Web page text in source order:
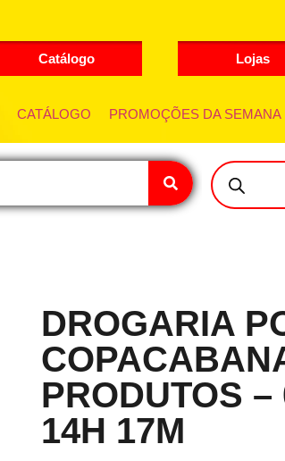
Catálogo Lojas
CATÁLOGO PROMOÇÕES DA SEMANA
DROGARIA
PRODUTOS –
14H 17M